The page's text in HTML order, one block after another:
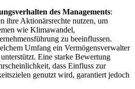
des Managements:
ihre Aktionärsrechte nutzen, um
wie Klimawandel,
zu beeinflussen.
Umfang ein Vermögensverwalter
Eine starke Bewertung
dass Einfluss zur
genutzt wird, garantiert jedoch